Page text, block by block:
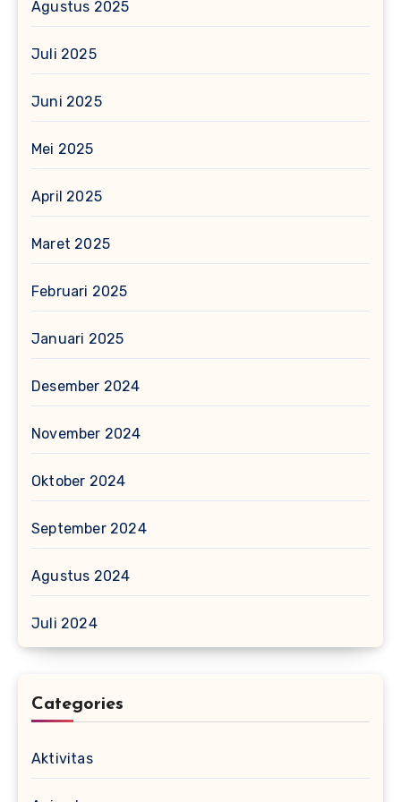
Agustus 2025
Juli 2025
Juni 2025
Mei 2025
April 2025
Maret 2025
Februari 2025
Januari 2025
Desember 2024
November 2024
Oktober 2024
September 2024
Agustus 2024
Juli 2024
Categories
Aktivitas